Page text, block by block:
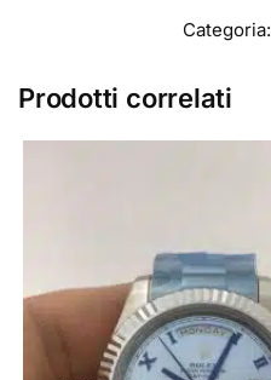
Categoria:
Prodotti correlati